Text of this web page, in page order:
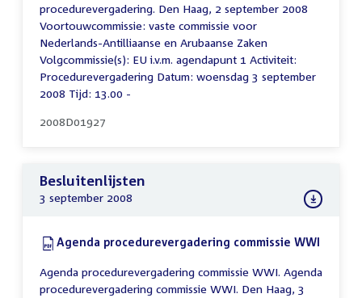
procedurevergadering. Den Haag, 2 september 2008
Voortouwcommissie: vaste commissie voor
Nederlands-Antilliaanse en Arubaanse Zaken
Volgcommissie(s): EU i.v.m. agendapunt 1 Activiteit:
Procedurevergadering Datum: woensdag 3 september
2008 Tijd: 13.00 -
2008D01927
Besluitenlijsten
3 september 2008
Download:
Agenda procedurevergadering commissie WWI
Agenda procedurevergadering commissie WWI. Agenda
procedurevergadering commissie WWI. Den Haag, 3